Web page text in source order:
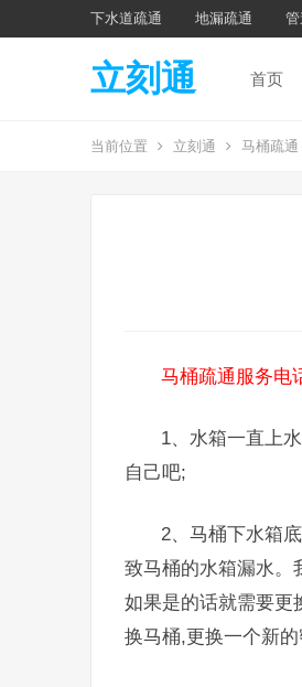
下水道疏通 地漏疏通
立刻通 首页
当前位置 立刻通 马桶疏通
马桶疏通服务电
1、水箱一直上
自己吧;
2、马桶下水箱
致马桶的水箱漏水。
如果是的话就需要更
换马桶,更换一个新的